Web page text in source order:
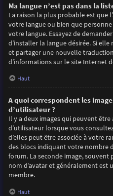
Ma langue n’est pas dans la
La raison la plus probable est que
votre langue ou bien que
votre langue. Essayez de
d’installer la langue désirée. Si elle
et partager une nouvelle
d’informations sur le site Internet
Haut
A quoi correspondent les
d’utilisateur ?
Il y a deux images qui peuvent être
d’utilisateur lorsque vous
d’elles peut être associée à votre
des blocs indiquant votre nombre
forum. La seconde image, souvent
nom d’avatar et généralement est
membre.
Haut